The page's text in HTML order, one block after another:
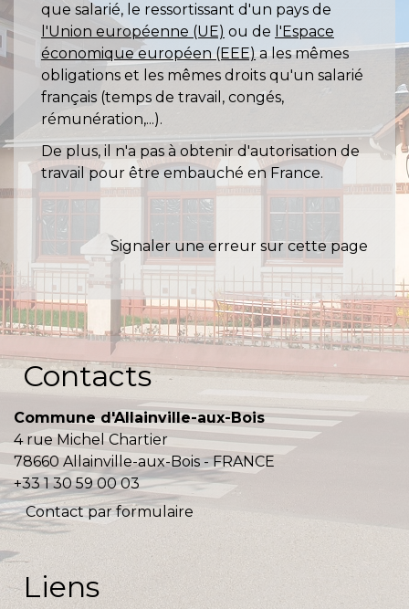
que salarié, le ressortissant d'un pays de
l'Union européenne (UE) ou de l'Espace
économique européen (EEE)a les mêmes
obligations et les mêmes droits qu'un salarié
français (temps de travail, congés,
rémunération,...).
De plus, il n'a pas à obtenir d'autorisation de
travail pour être embauché en France.
Signaler une erreur sur cette page
Contacts
Commune d'Allainville-aux-Bois
4 rue Michel Chartier
78660 Allainville-aux-Bois - FRANCE
+33 1 30 59 00 03
Contact par formulaire
Liens